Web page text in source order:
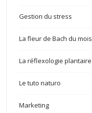
Gestion du stress
La fleur de Bach du mois
La réflexologie plantaire
Le tuto naturo
Marketing